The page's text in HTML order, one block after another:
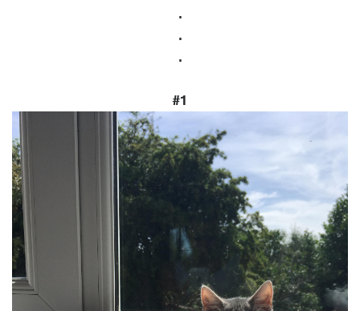
.
.
.
#1